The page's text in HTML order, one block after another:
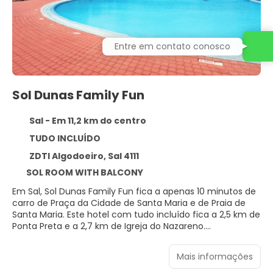
Sol Dunas Family Fun
Sal - Em 11,2 km do centro
TUDO INCLUÍDO
ZDTI Algodoeiro, Sal 4111
SOL ROOM WITH BALCONY
Em Sal, Sol Dunas Family Fun fica a apenas 10 minutos de
carro de Praça da Cidade de Santa Maria e de Praia de
Santa Maria. Este hotel com tudo incluído fica a 2,5 km de
Ponta Preta e a 2,7 km de Igreja do Nazareno.
Passe o dia se divertindo na praia particular ou desfrute
de outras instalações recreativas, como um parque
Mais informações
Entre em contato conosco